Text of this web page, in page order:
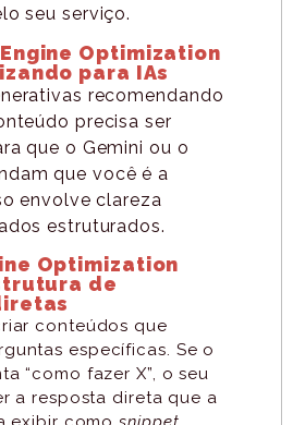
seu serviço.
Optimization
para IAs
recomendando
precisa ser
que o Gemini ou o
que você é a
envolve clareza
estruturados.
Optimization
de
conteúdos que
específicas. Se o
“como fazer X”, o seu
a resposta direta que a